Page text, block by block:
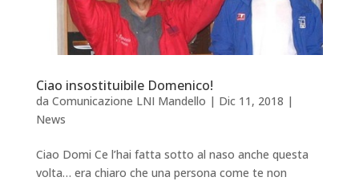
Ciao insostituibile Domenico!
da Comunicazione LNI Mandello | Dic 11, 2018 |
News
Ciao Domi Ce l’hai fatta sotto al naso anche questa
volta… era chiaro che una persona come te non